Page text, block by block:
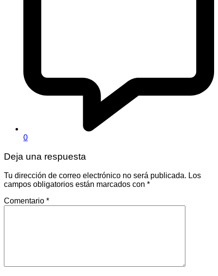
0
Deja una respuesta
Tu dirección de correo electrónico no será publicada. Los
campos obligatorios están marcados con *
Comentario *